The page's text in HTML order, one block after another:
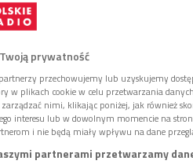
prywatność
partnerzy przechowujemy lub uzyskujemy
w plikach cookie w celu przetwarzania
nimi, klikając poniżej, jak również
interesu lub w dowolnym momencie na
i nie będą miały wpływu na dane
partnerami przetwarzamy